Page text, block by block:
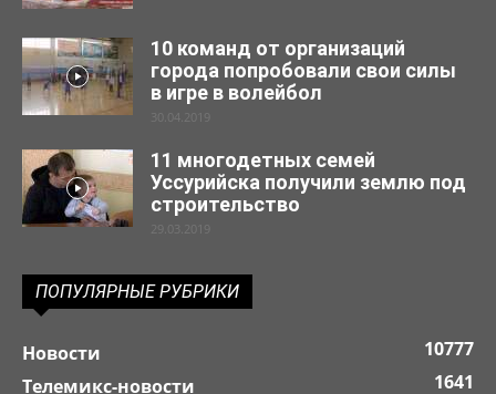
10 команд от организаций
города попробовали свои силы
в игре в волейбол
30.04.2019
11 многодетных семей
Уссурийска получили землю под
строительство
29.03.2019
ПОПУЛЯРНЫЕ РУБРИКИ
Новости
10777
Телемикс-новости
1641